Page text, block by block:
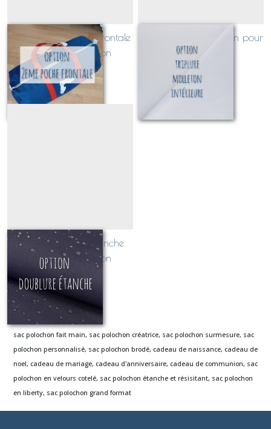
option 2ème poche frontale
pour sac polochon
À partir de 5€
option triplure molleton pour
sac polochon
À partir de
option doublure étanche
pour sac polochon
À partir de 10 €
sac polochon fait main, sac polochon créatrice, sac polochon surmesure, sac
polochon personnalisé, sac polochon brodé, cadeau de naissance, cadeau de
noel, cadeau de mariage, cadeau d'anniversaire, cadeau de communion, sac
polochon en velours cotelé, sac polochon étanche et résisitant, sac polochon
en liberty, sac polochon grand format